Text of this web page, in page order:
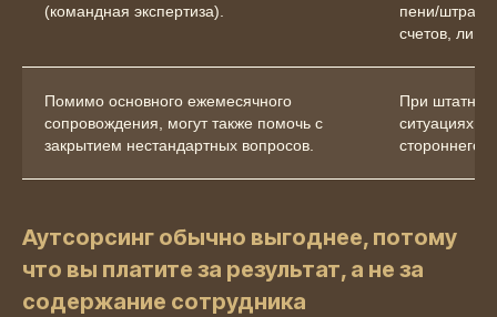
(командная экспертиза).
пени/
счетов,
Помимо основного ежемесячного
сопровождения, могут также помочь с
закрытием нестандартных вопросов.
При штатном
ситуациях
стороннего
Аутсорсинг обычно выгоднее, потому
что вы платите за результат, а не за
содержание сотрудника